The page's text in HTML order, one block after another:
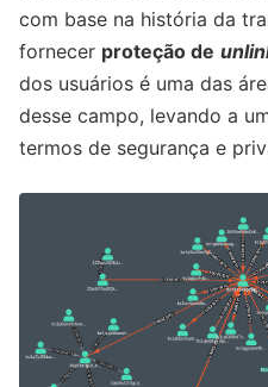
com base na história da
fornecer proteção de
dos usuários é uma das
desse campo, levando a
termos de segurança e